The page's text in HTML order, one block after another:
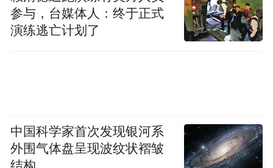
参与，台媒体人：终于正式
演练逃亡计划了
中国科学家首次发现银河系
外围气体盘呈现波纹状褶皱